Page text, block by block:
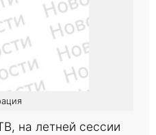
на летней сессии